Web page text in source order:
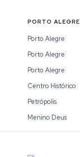
PORTO ALEGRE
Porto Alegre
Porto Alegre
Porto Alegre
Centro Histórico
Petrópolis
Menino Deus